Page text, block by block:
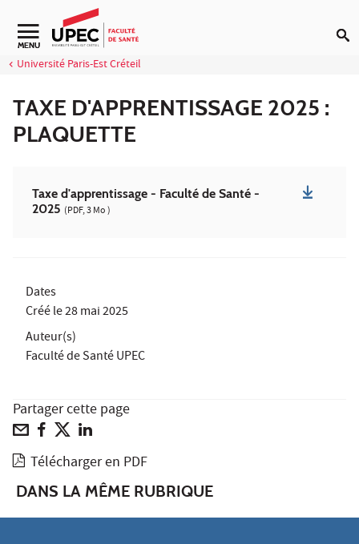
Aller au contenu
Navigation secondaire
MENU
Université Paris-Est Créteil
TAXE D'APPRENTISSAGE 2025 :
PLAQUETTE
Taxe d'apprentissage - Faculté de Santé -
2025 (PDF, 3 Mo )
Dates
Créé le28 mai 2025
Auteur(s)
Faculté de Santé UPEC
Partager cette page
Télécharger en PDF
DANS LA MÊME RUBRIQUE